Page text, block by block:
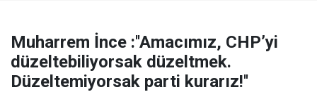
Muharrem İnce :''Amacımız, CHP’yi
düzeltebiliyorsak düzeltmek.
Düzeltemiyorsak parti kurarız!''